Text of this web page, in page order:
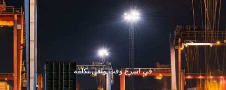
فى اسرع وقت واقل تكلفة